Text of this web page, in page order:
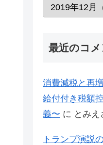
最近のコメ
消費減税と再
給付付き税額
義〜 に とみえ
トランプ演説